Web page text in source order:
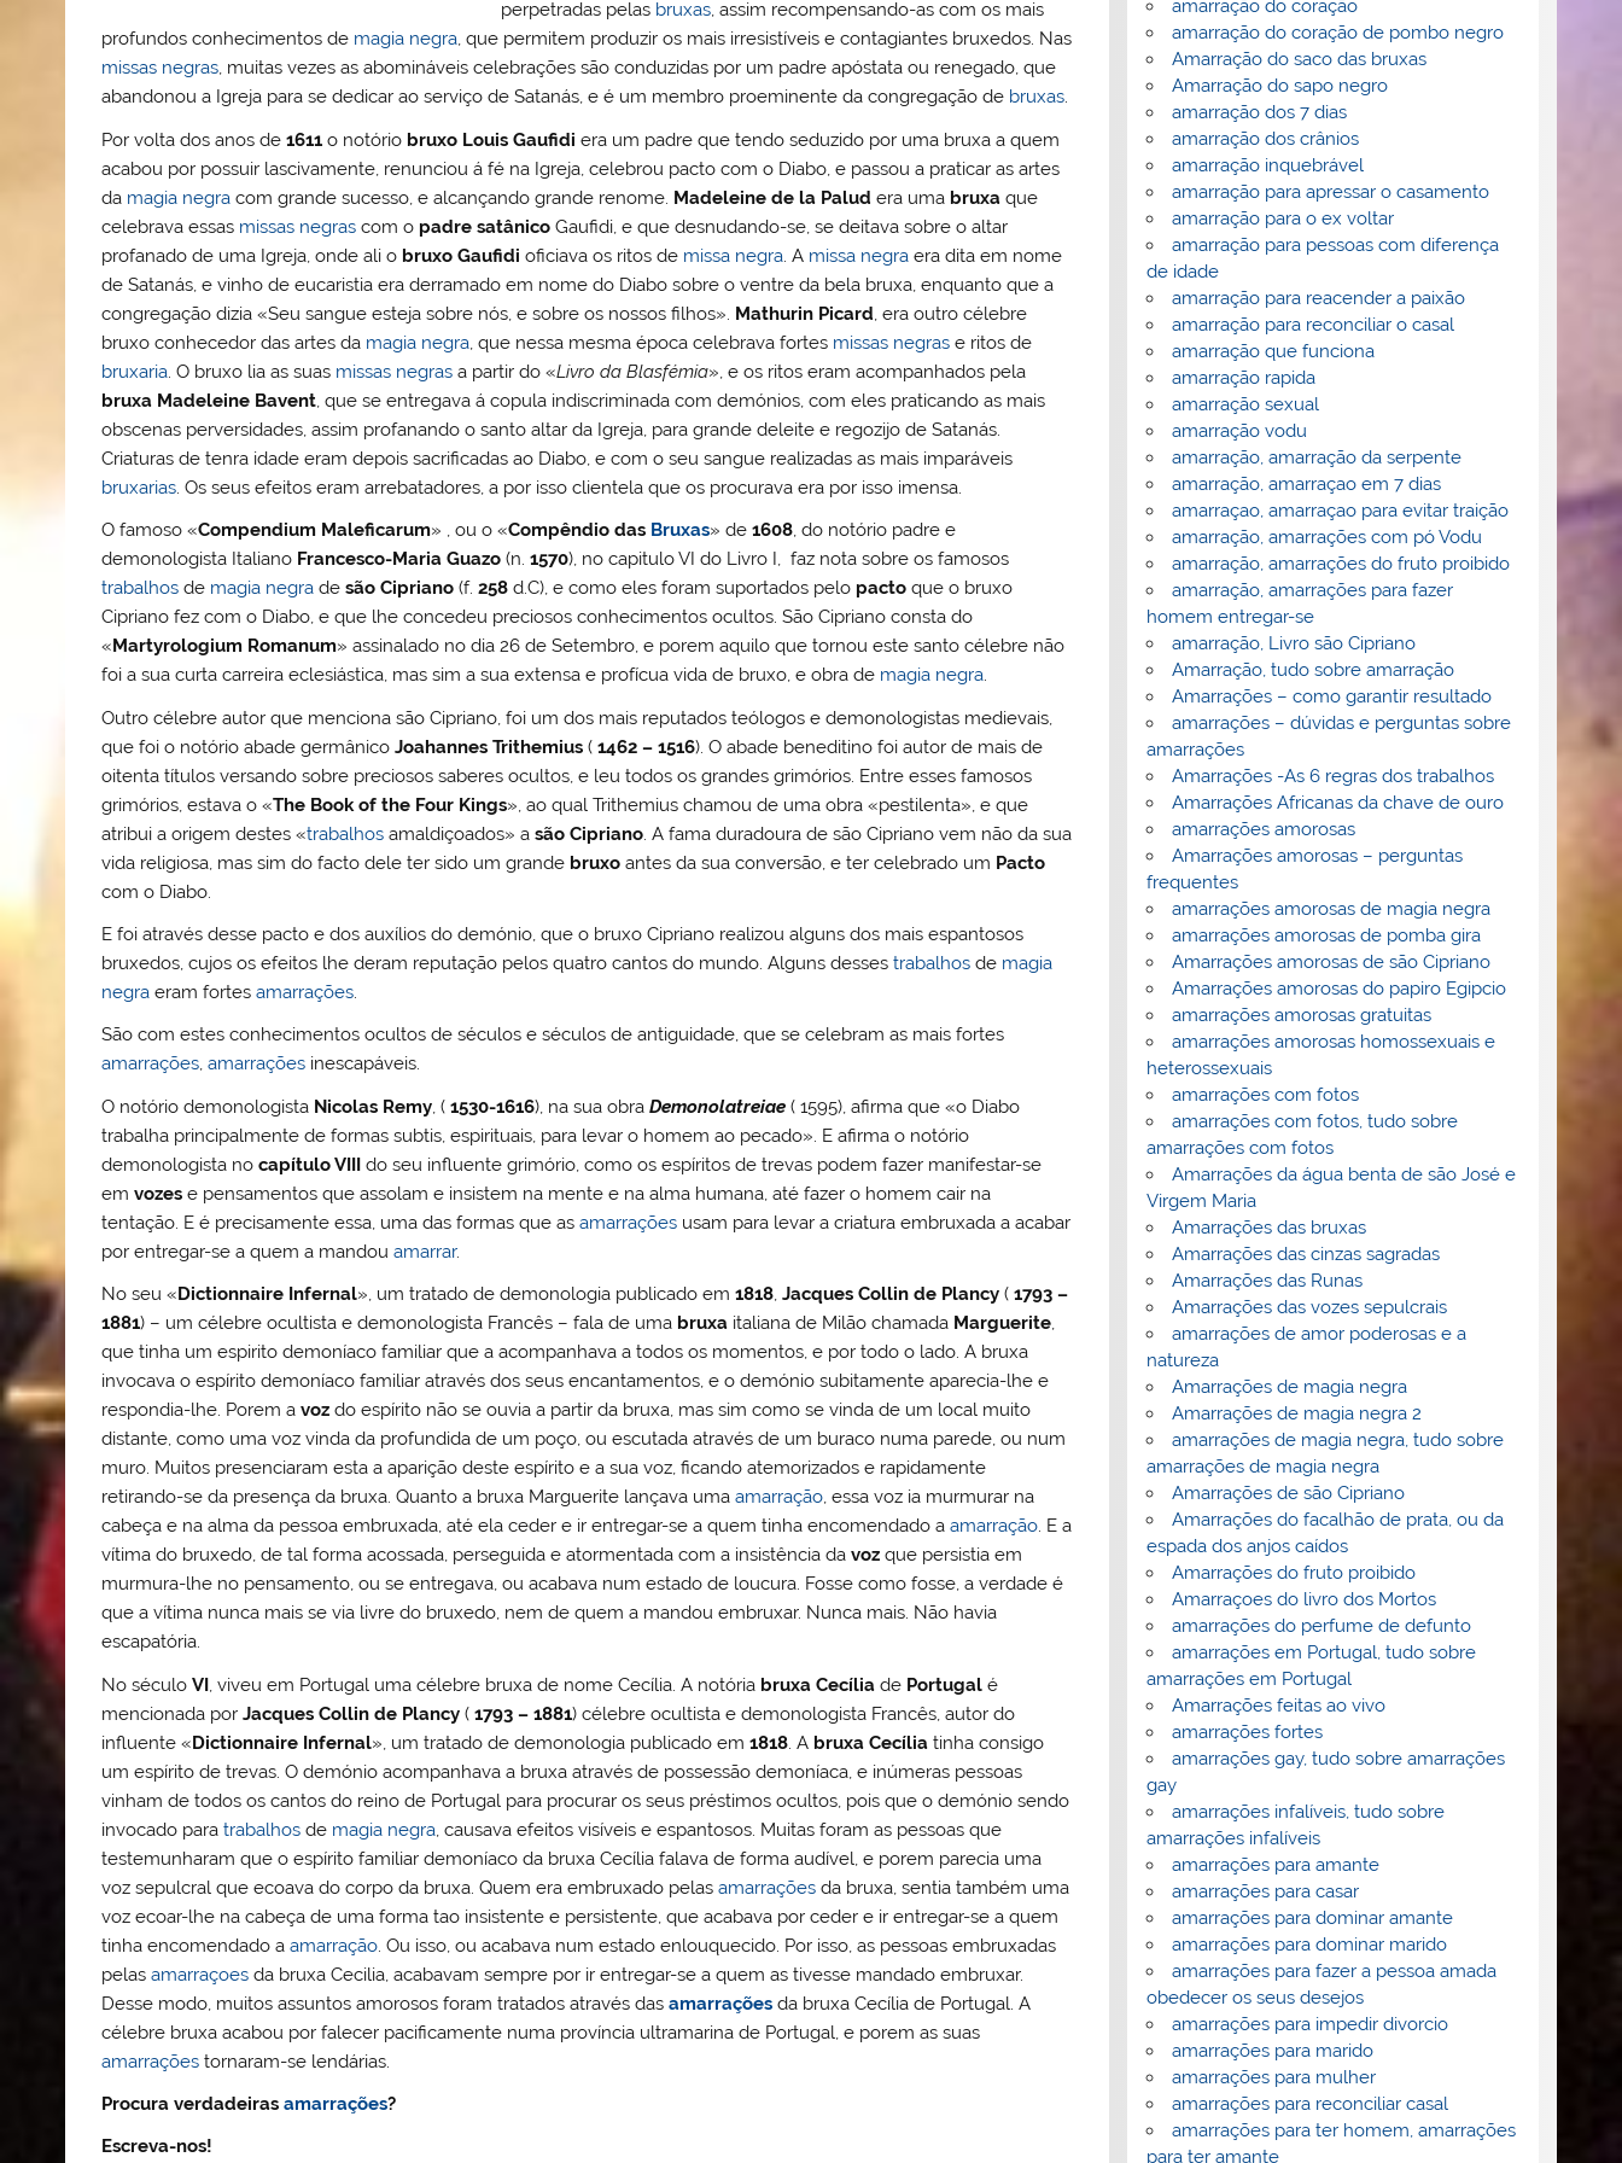
perpetradas pelas bruxas, assim recompensando-as com os mais
profundos conhecimentos de magia negra, que permitem produzir os mais irresistíveis e contagiantes bruxedos. Nas
missas negras, muitas vezes as abomináveis celebrações são conduzidas por um padre apóstata ou renegado, que
abandonou a Igreja para se dedicar ao serviço de Satanás, e é um membro proeminente da congregação de bruxas.
Por volta dos anos de1611 o notório bruxo Louis Gaufidi era um padre que tendo seduzido por uma bruxa a quem
acabou por possuir lascivamente, renunciou á fé na Igreja, celebrou pacto com o Diabo, e passou a praticar as artes
da magia negra com grande sucesso, e alcançando grande renome. Madeleine de la Palud era uma bruxa que
celebrava essas missas negras com o padre satânico Gaufidi, e que desnudando-se, se deitava sobre o altar
profanado de uma Igreja, onde ali o bruxo Gaufidi oficiava os ritos de missa negra. A missa negra era dita em nome
de Satanás, e vinho de eucaristia era derramado em nome do Diabo sobre o ventre da bela bruxa, enquanto que a
congregação dizia «Seu sangue esteja sobre nós, e sobre os nossos filhos». Mathurin Picard, era outro célebre
bruxo conhecedor das artes da magia negra, que nessa mesma época celebrava fortes missas negras e ritos de
bruxaria. O bruxo lia as suas missas negras a partir do «Livro da Blasfémia», e os ritos eram acompanhados pela
bruxa Madeleine Bavent, que se entregava á copula indiscriminada com demónios, com eles praticando as mais
obscenas perversidades, assim profanando o santo altar da Igreja, para grande deleite e regozijo de Satanás.
Criaturas de tenra idade eram depois sacrificadas ao Diabo, e com o seu sangue realizadas as mais imparáveis
bruxarias. Os seus efeitos eram arrebatadores, a por isso clientela que os procurava era por isso imensa.
O famoso «Compendium Maleficarum» , ou o «Compêndio das Bruxas» de1608, do notório padre e
demonologista Italiano Francesco-Maria Guazo(n.1570), no capitulo VI do Livro I, faz nota sobre os famosos
trabalhos de magia negra desão Cipriano(f.258 d.C), e como eles foram suportados pelo pacto que o bruxo
Cipriano fez com o Diabo, e que lhe concedeu preciosos conhecimentos ocultos. São Cipriano consta do
«Martyrologium Romanum» assinalado no dia 26 de Setembro, e porem aquilo que tornou este santo célebre não
foi a sua curta carreira eclesiástica, mas sim a sua extensa e profícua vida de bruxo, e obra de magia negra.
Outro célebre autor que menciona são Cipriano, foi um dos mais reputados teólogos e demonologistas medievais,
que foi o notório abade germânicoJoahannes Trithemius (1462 – 1516). O abade beneditino foi autor de mais de
oitenta títulos versando sobre preciosos saberes ocultos, e leu todos os grandes grimórios. Entre esses famosos
grimórios, estava o «The Book of the Four Kings», ao qual Trithemius chamou de uma obra «pestilenta», e que
atribui a origem destes «trabalhos amaldiçoados» asão Cipriano. A fama duradoura de são Cipriano vem não da sua
vida religiosa, mas sim do facto dele ter sido um grande bruxo antes da sua conversão, e ter celebrado um Pacto
com o Diabo.
E foi através desse pacto e dos auxílios do demónio, que o bruxo Cipriano realizou alguns dos mais espantosos
bruxedos, cujos os efeitos lhe deram reputação pelos quatro cantos do mundo. Alguns dessestrabalhos de magia
negra eram fortesamarrações.
São com estes conhecimentos ocultos de séculos e séculos de antiguidade, que se celebram as mais fortes
amarrações,amarrações inescapáveis.
O notório demonologista Nicolas Remy, (1530-1616), na sua obraDemonolatreiae ( 1595), afirma que «o Diabo
trabalha principalmente de formas subtis, espirituais, para levar o homem ao pecado». E afirma o notório
demonologista nocapítulo VIII do seu influente grimório, como os espíritos de trevas podem fazer manifestar-se
emvozes e pensamentos que assolam e insistem na mente e na alma humana, até fazer o homem cair na
tentação. E é precisamente essa, uma das formas que asamarrações usam para levar a criatura embruxada a acabar
por entregar-se a quem a mandouamarrar.
No seu «Dictionnaire Infernal», um tratado de demonologia publicado em1818,Jacques Collin de Plancy (1793 –
1881) – um célebre ocultista e demonologista Francês – fala de uma bruxa italiana de Milão chamada Marguerite,
que tinha um espirito demoníaco familiar que a acompanhava a todos os momentos, e por todo o lado. A bruxa
invocava o espírito demoníaco familiar através dos seus encantamentos, e o demónio subitamente aparecia-lhe e
respondia-lhe. Porem avoz do espírito não se ouvia a partir da bruxa, mas sim como se vinda de um local muito
distante, como uma voz vinda da profundida de um poço, ou escutada através de um buraco numa parede, ou num
muro. Muitos presenciaram esta a aparição deste espírito e a sua voz, ficando atemorizados e rapidamente
retirando-se da presença da bruxa. Quanto a bruxa Marguerite lançava umaamarração, essa voz ia murmurar na
cabeça e na alma da pessoa embruxada, até ela ceder e ir entregar-se a quem tinha encomendado aamarração. E a
vítima do bruxedo, de tal forma acossada, perseguida e atormentada com a insistência davozque persistia em
murmura-lhe no pensamento, ou se entregava, ou acabava num estado de loucura. Fosse como fosse, a verdade é
que a vítima nunca mais se via livre do bruxedo, nem de quem a mandou embruxar. Nunca mais. Não havia
escapatória.
No séculoVI, viveu em Portugal uma célebre bruxa de nome Cecília. A notória bruxa Cecília de Portugal é
mencionada porJacques Collin de Plancy (1793 – 1881) célebre ocultista e demonologista Francês, autor do
influente «Dictionnaire Infernal», um tratado de demonologia publicado em1818. A bruxa Cecília tinha consigo
um espírito de trevas. O demónio acompanhava a bruxa através de possessão demoníaca, e inúmeras pessoas
vinham de todos os cantos do reino de Portugal para procurar os seus préstimos ocultos, pois que o demónio sendo
invocado paratrabalhos de magia negra, causava efeitos visíveis e espantosos. Muitas foram as pessoas que
testemunharam que o espírito familiar demoníaco da bruxa Cecília falava de forma audível, e porem parecia uma
voz sepulcral que ecoava do corpo da bruxa. Quem era embruxado pelasamarrações da bruxa, sentia também uma
voz ecoar-lhe na cabeça de uma forma tao insistente e persistente, que acabava por ceder e ir entregar-se a quem
tinha encomendado aamarração. Ou isso, ou acabava num estado enlouquecido. Por isso, as pessoas embruxadas
pelasamarraçoes da bruxa Cecilia, acabavam sempre por ir entregar-se a quem as tivesse mandado embruxar.
Desse modo, muitos assuntos amorosos foram tratados através dasamarrações da bruxa Cecília de Portugal. A
célebre bruxa acabou por falecer pacificamente numa província ultramarina de Portugal, e porem as suas
amarrações tornaram-se lendárias.
Procura verdadeirasamarrações?
Escreva-nos!
amarração do coração
amarração do coração de pombo negro
Amarração do saco das bruxas
Amarração do sapo negro
amarração dos 7 dias
amarração dos crânios
amarração inquebrável
amarração para apressar o casamento
amarração para o ex voltar
amarração para pessoas com diferença
de idade
amarração para reacender a paixão
amarração para reconciliar o casal
amarração que funciona
amarração rapida
amarração sexual
amarração vodu
amarração, amarração da serpente
amarração, amarraçao em 7 dias
amarraçao, amarraçao para evitar traição
amarração, amarrações com pó Vodu
amarração, amarrações do fruto proibido
amarração, amarrações para fazer
homem entregar-se
amarração, Livro são Cipriano
Amarração, tudo sobre amarração
Amarrações – como garantir resultado
amarrações – dúvidas e perguntas sobre
amarrações
Amarrações -As 6 regras dos trabalhos
Amarrações Africanas da chave de ouro
amarrações amorosas
Amarrações amorosas – perguntas
frequentes
amarrações amorosas de magia negra
amarrações amorosas de pomba gira
Amarrações amorosas de são Cipriano
Amarrações amorosas do papiro Egipcio
amarrações amorosas gratuitas
amarrações amorosas homossexuais e
heterossexuais
amarrações com fotos
amarrações com fotos, tudo sobre
amarrações com fotos
Amarrações da água benta de são José e
Virgem Maria
Amarrações das bruxas
Amarrações das cinzas sagradas
Amarrações das Runas
Amarrações das vozes sepulcrais
amarrações de amor poderosas e a
natureza
Amarrações de magia negra
Amarrações de magia negra 2
amarrações de magia negra, tudo sobre
amarrações de magia negra
Amarrações de são Cipriano
Amarrações do facalhão de prata, ou da
espada dos anjos caídos
Amarrações do fruto proibido
Amarraçoes do livro dos Mortos
amarrações do perfume de defunto
amarrações em Portugal, tudo sobre
amarrações em Portugal
Amarrações feitas ao vivo
amarrações fortes
amarrações gay, tudo sobre amarrações
gay
amarrações infalíveis, tudo sobre
amarrações infalíveis
amarrações para amante
amarrações para casar
amarrações para dominar amante
amarrações para dominar marido
amarrações para fazer a pessoa amada
obedecer os seus desejos
amarrações para impedir divorcio
amarrações para marido
amarrações para mulher
amarrações para reconciliar casal
amarrações para ter homem, amarrações
para ter amante